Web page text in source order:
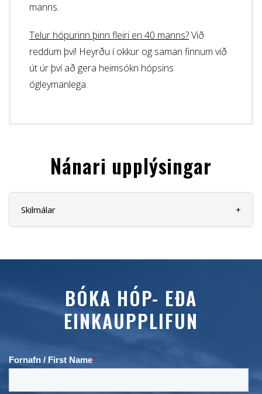
manns.
Telur hópurinn þinn fleiri en 40 manns?Við
reddum því! Heyrðu í okkur og saman finnum við
út úr því að gera heimsókn hópsins
ógleymanlega.
Nánari upplýsingar
Skilmálar +
BÓKA HÓP- EÐA
EINKAUPPLIFUN